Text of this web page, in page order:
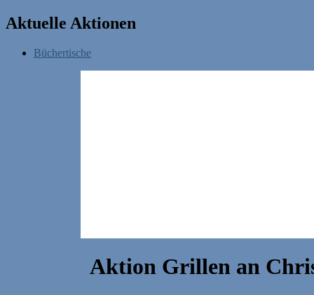
Aktuelle Aktionen
Büchertische
Aktion Grillen an